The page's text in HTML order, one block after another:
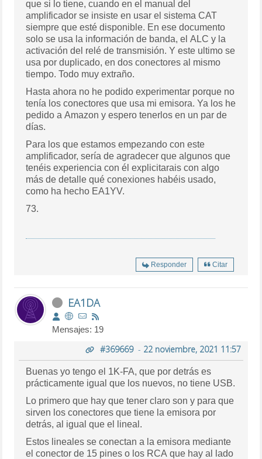
que si lo tiene, cuando en el manual del
amplificador se insiste en usar el sistema CAT
siempre que esté disponible. En ese documento
solo se usa la información de banda, el ALC y la
activación del relé de transmisión. Y este ultimo se
usa por duplicado, en dos conectores al mismo
tiempo. Todo muy extraño.
Hasta ahora no he podido experimentar porque no
tenía los conectores que usa mi emisora. Ya los he
pedido a Amazon y espero tenerlos en un par de
días.
Para los que estamos empezando con este
amplificador, sería de agradecer que algunos que
tenéis experiencia con él explicitarais con algo
más de detalle qué conexiones habéis usado,
como ha hecho EA1YV.
73.
Responder Citar
EA1DA
Mensajes: 19
#369669- 22 noviembre, 2021 11:57
Buenas yo tengo el 1K-FA, que por detrás es
prácticamente igual que los nuevos, no tiene USB.
Lo primero que hay que tener claro son y para que
sirven los conectores que tiene la emisora por
detrás, al igual que el lineal.
Estos lineales se conectan a la emisora mediante
el conector de 15 pines o los RCA que hay al lado